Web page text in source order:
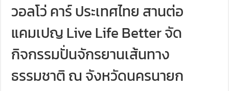
วอลโว่ คาร์ ประเทศไทย สานต่อ
แคมเปญ Live Life Better จัด
กิจกรรมปั่นจักรยานเส้นทาง
ธรรมชาติ ณ จังหวัดนครนายก